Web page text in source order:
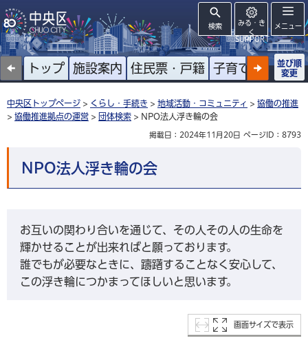
検索
みる・き
く
SUPPORT
メニュー
トップ 施設案内 住民票・戸籍 子育て 高齢者
並び順
変更
中央区トップページ > くらし・手続き > 地域活動・コミュニティ > 協働の推進
> 協働推進拠点の運営 > 団体検索 > NPO法人浮き輪の会
掲載日：2024年11月20日 ページID：8793
NPO法人浮き輪の会
お互いの関わり合いを通じて、その人その人の生命を
輝かせることが出来ればと願っております。
誰でもが必要なときに、躊躇することなく安心して、
この浮き輪につかまってほしいと思います。
画面サイズで表示